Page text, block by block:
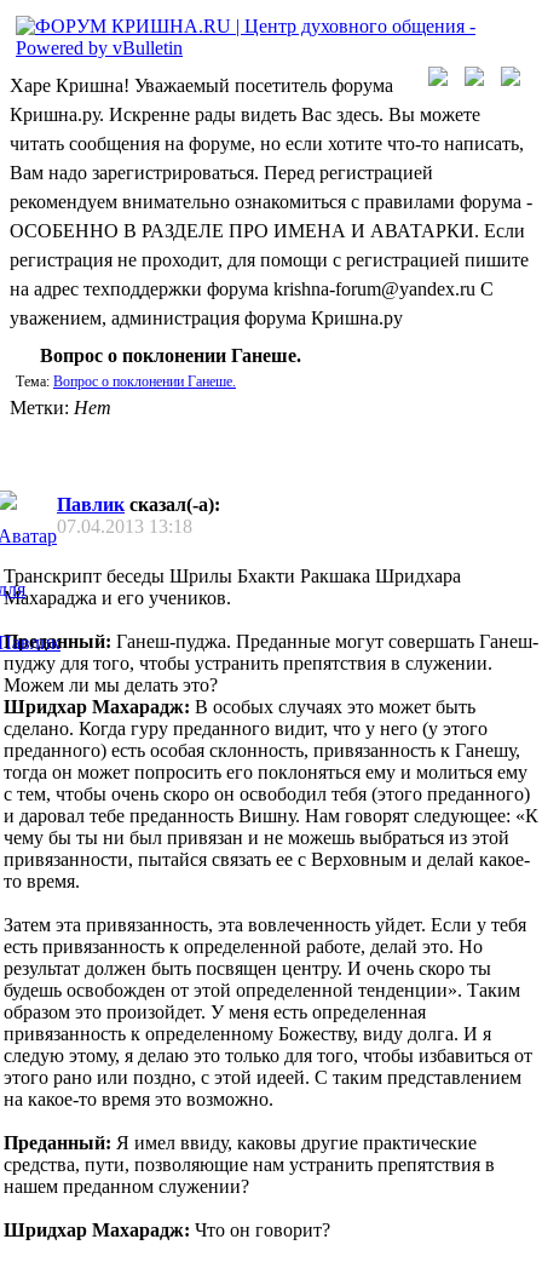
Харе Кришна! Уважаемый посетитель форума
Кришна.ру. Искренне рады видеть Вас здесь. Вы можете
читать сообщения на форуме, но если хотите что-то написать,
Вам надо зарегистрироваться. Перед регистрацией
рекомендуем внимательно ознакомиться с правилами форума -
ОСОБЕННО В РАЗДЕЛЕ ПРО ИМЕНА И АВАТАРКИ. Если
регистрация не проходит, для помощи с регистрацией пишите
на адрес техподдержки форума krishna-forum@yandex.ru С
уважением, администрация форума Кришна.ру
Вопрос о поклонении Ганеше.
Тема: Вопрос о поклонении Ганеше.
Метки: Нет
Павлик сказал(-а):
07.04.2013 13:18
Транскрипт беседы Шрилы Бхакти Ракшака Шридхара
Махараджа и его учеников.
Преданный: Ганеш-пуджа. Преданные могут совершать Ганеш-
пуджу для того, чтобы устранить препятствия в служении.
Можем ли мы делать это?
Шридхар Махарадж: В особых случаях это может быть
сделано. Когда гуру преданного видит, что у него (у этого
преданного) есть особая склонность, привязанность к Ганешу,
тогда он может попросить его поклоняться ему и молиться ему
с тем, чтобы очень скоро он освободил тебя (этого преданного)
и даровал тебе преданность Вишну. Нам говорят следующее: «К
чему бы ты ни был привязан и не можешь выбраться из этой
привязанности, пытайся связать ее с Верховным и делай какое-
то время.
Затем эта привязанность, эта вовлеченность уйдет. Если у тебя
есть привязанность к определенной работе, делай это. Но
результат должен быть посвящен центру. И очень скоро ты
будешь освобожден от этой определенной тенденции». Таким
образом это произойдет. У меня есть определенная
привязанность к определенному Божеству, виду долга. И я
следую этому, я делаю это только для того, чтобы избавиться от
этого рано или поздно, с этой идеей. С таким представлением
на какое-то время это возможно.
Преданный: Я имел ввиду, каковы другие практические
средства, пути, позволяющие нам устранить препятствия в
нашем преданном служении?
Шридхар Махарадж: Что он говорит?